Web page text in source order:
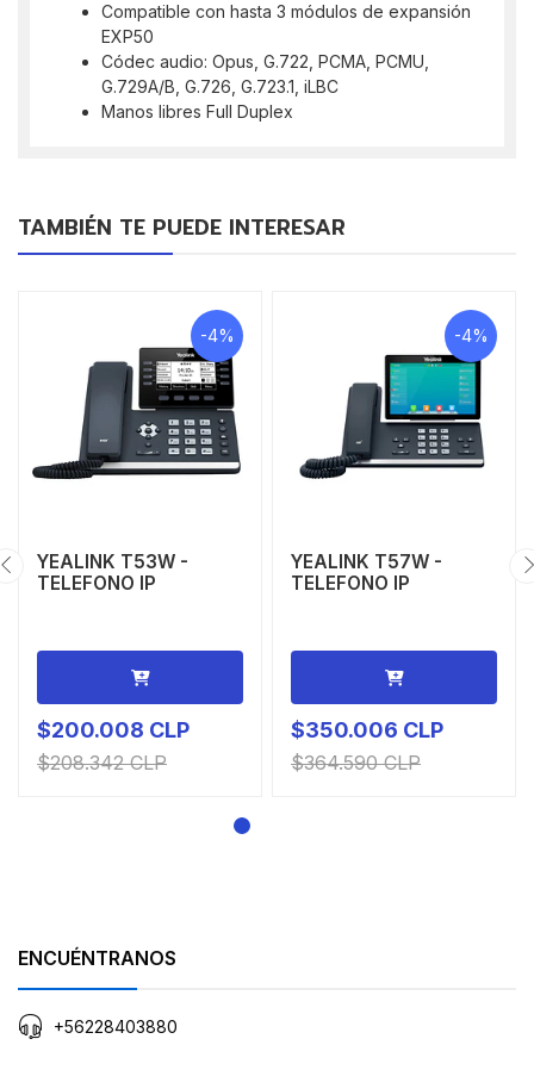
Compatible con hasta 3 módulos de expansión
EXP50
Códec audio: Opus, G.722, PCMA, PCMU,
G.729A/B, G.726, G.723.1, iLBC
Manos libres Full Duplex
TAMBIÉN TE PUEDE INTERESAR
-4%
YEALINK T53W -
TELEFONO IP
$200.008 CLP
$208.342 CLP
-4%
YEALINK T57W -
TELEFONO IP
$350.006 CLP
$364.590 CLP
ENCUÉNTRANOS
+56228403880